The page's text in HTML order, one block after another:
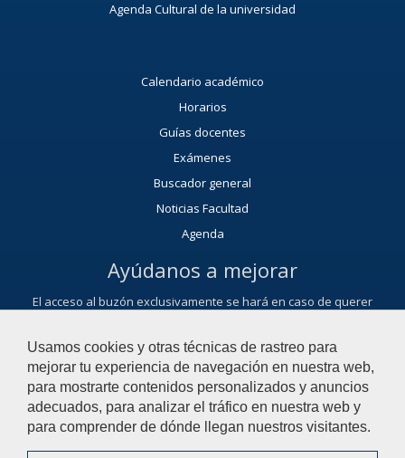
Usamos cookies y otras técnicas de rastreo para
mejorar tu experiencia de navegación en nuestra web,
para mostrarte contenidos personalizados y anuncios
adecuados, para analizar el tráfico en nuestra web y
para comprender de dónde llegan nuestros visitantes.
Agenda Cultural de la universidad
Calendario académico
Horarios
Guías docentes
Exámenes
Buscador general
Noticias Facultad
Agenda
Ayúdanos a mejorar
El acceso al buzón exclusivamente se hará en caso de querer
Contacta con nosotros
© 2022 Universidad Pablo de Olavide - Facultad de Ciencias